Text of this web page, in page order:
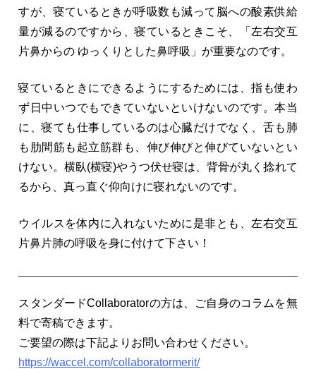
すが、寝ているときが呼吸数も減って脳への酸素供給
量が減るのですから、寝ているときこそ、「左右交互
片鼻からの ゆっくりとした鼻呼吸」が重要なのです。
寝ているときにできるようにするためには、指も使わ
ず日中いつでもできていないといけないのです。本当
に、寝ても仕事しているのは心臓だけでなく、舌も肺
も肋間筋も起立筋群も、伸び伸びと伸びていないとい
けない。横臥(横寝)やうつ伏せ寝は、背骨が丸く捻れて
るから、真っ直ぐ仰向けに寝れないのです。
ウイルスを体内に入れないために是非とも、左右交互
片鼻片肺の呼吸を身に付けて下さい！
スタンダードCollaboratorの方は、ご自身のコラムを無
料で寄稿できます。
ご要望の際は下記よりお問い合わせください。
https://waccel.com/collaboratormerit/